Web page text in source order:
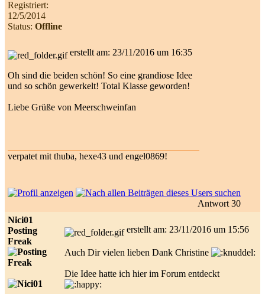
Registriert:
12/5/2014
Status: Offline
erstellt am: 23/11/2016 um 16:35
Oh sind die beiden schön! So eine grandiose Idee
und so schön gewerkelt! Total Klasse geworden!
Liebe Grüße von Meerschweinfan
verpatet mit thuba, hexe43 und engel0869!
Antwort 30
Nici01
Posting
Freak
erstellt am: 23/11/2016 um 15:56
Auch Dir vielen lieben Dank Christine
Die Idee hatte ich hier im Forum entdeckt